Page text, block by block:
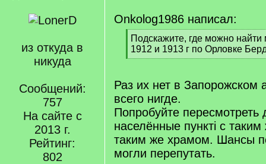
из откуда в
никуда
Сообщений:
757
На сайте с
2013 г.
Рейтинг:
802
Onkolog1986 написал:
[
q
]
Подскажите, где можно найти
1912 и 1913 г по Орловке
[
q
]
Раз их нет в Запорожском
всего нигде.
Попробуйте пересмотреть
населённые пункті с
таким же храмом. Шансы
могли перепутать.